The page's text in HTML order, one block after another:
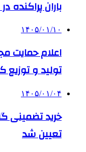
باران پراکنده
۱۴۰۵/۰۱/۱۰
اعلام حمایت
تولید و
۱۴۰۵/۰۱/۰۴
تعیین شد